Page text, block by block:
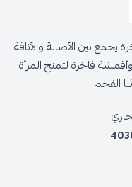
يجمع بين الأصالة والأناقة
فاخرة لتمنح المرأة
الفخم